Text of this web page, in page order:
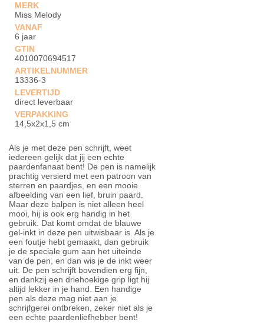
MERK
Miss Melody
VANAF
6 jaar
GTIN
4010070694517
ARTIKELNUMMER
13336-3
LEVERTIJD
direct leverbaar
VERPAKKING
14,5x2x1,5 cm
Als je met deze pen schrijft, weet
iedereen gelijk dat jij een echte
paardenfanaat bent! De pen is namelijk
prachtig versierd met een patroon van
sterren en paardjes, en een mooie
afbeelding van een lief, bruin paard.
Maar deze balpen is niet alleen heel
mooi, hij is ook erg handig in het
gebruik. Dat komt omdat de blauwe
gel-inkt in deze pen uitwisbaar is. Als je
een foutje hebt gemaakt, dan gebruik
je de speciale gum aan het uiteinde
van de pen, en dan wis je de inkt weer
uit. De pen schrijft bovendien erg fijn,
en dankzij een driehoekige grip ligt hij
altijd lekker in je hand. Een handige
pen als deze mag niet aan je
schrijfgerei ontbreken, zeker niet als je
een echte paardenliefhebber bent!